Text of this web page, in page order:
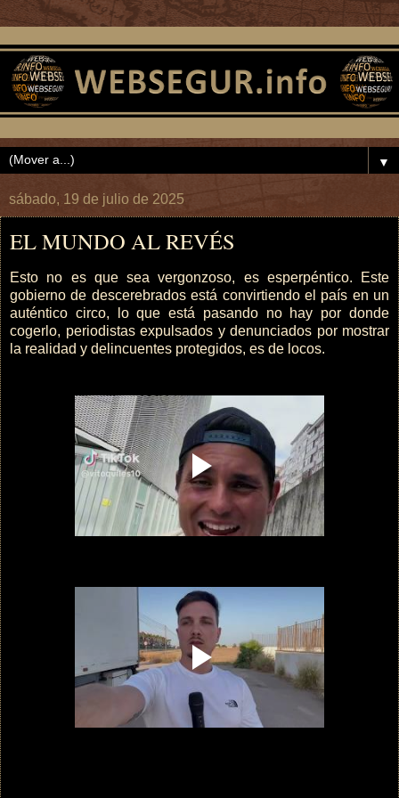
▼
sábado, 19 de julio de 2025
EL MUNDO AL REVÉS
Esto no es que sea vergonzoso, es esperpéntico. Este
gobierno de descerebrados está convirtiendo el país en un
auténtico circo, lo que está pasando no hay por donde
cogerlo, periodistas expulsados y denunciados por mostrar
la realidad y delincuentes protegidos, es de locos.